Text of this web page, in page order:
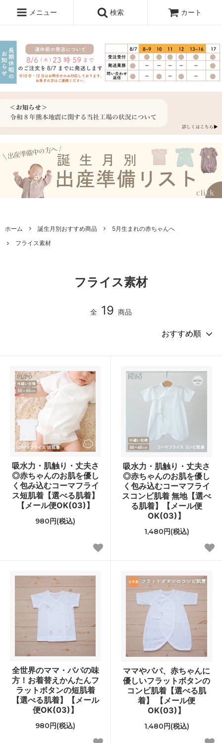
メニュー 検索 カート
ホーム 誕生月別おすすめ商品
5月生まれの赤ちゃんへ
フライス素材
フライス素材
全 19 商品
吸水力・肌触り・丈夫さ
◎赤ちゃんのお肌を優し
く包み込むコーマフライ
ス短肌着【選べる肌着】
【メール便OK(03)】
980円(税込)
吸水力・肌触り・丈夫さ
◎赤ちゃんのお肌を優し
く包み込むコーマフライ
スコンビ肌着 無地【選べ
る肌着】【メール便
OK(03)】
1,480円(税込)
全世界のママ・パパの味
方！お着替えかんたんフ
ラットボタンの短肌着
【選べる肌着】【メール
便OK(03)】
980円(税込)
ママやパパ、赤ちゃんに
優しいフラットボタンの
コンビ肌着【選べる肌
着】 【メール便
OK(03)】
1,480円(税込)